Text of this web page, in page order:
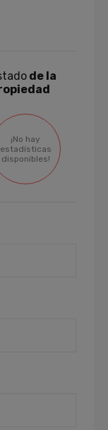
de la
¡No hay
estadísticas
disponibles!